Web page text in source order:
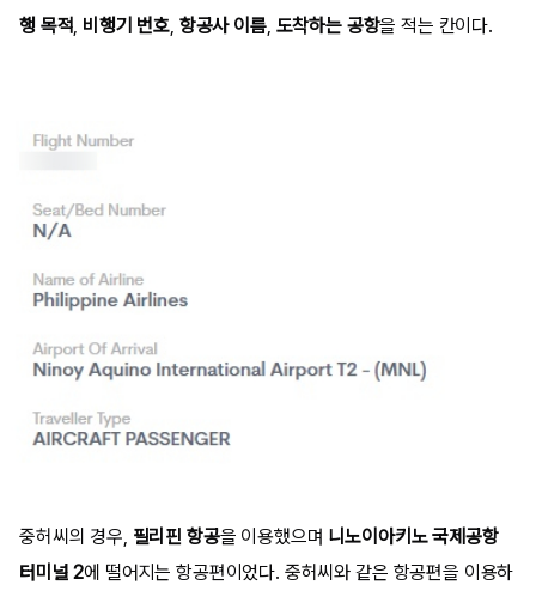
행 목적, 비행기 번호, 항공사 이름, 도착하는 공항을 적는 칸이다.
중허씨의 경우, 필리핀 항공을 이용했으며 니노이아키노 국제공항
터미널 2에 떨어지는 항공편이었다. 중허씨와 같은 항공편을 이용하